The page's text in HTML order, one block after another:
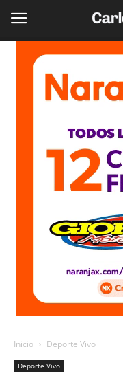
Inicio Deporte Vivo
Deporte Vivo